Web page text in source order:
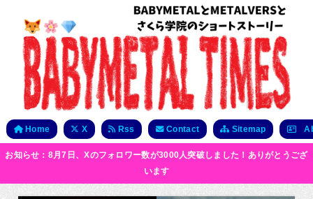
Home X Rss Contact Sitemap
お知らせ：8月7日、Xのフォロワー数が3000人突破しました！ありがとうござ
います